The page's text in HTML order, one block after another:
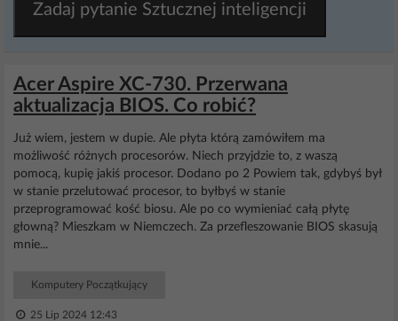
Zadaj pytanie Sztucznej inteligencji
Acer Aspire XC-730. Przerwana
aktualizacja BIOS. Co robić?
Już wiem, jestem w dupie. Ale płyta którą zamówiłem ma
możliwość różnych procesorów. Niech przyjdzie to, z waszą
pomocą, kupię jakiś procesor. Dodano po 2 Powiem tak, gdybyś był
w stanie przelutować procesor, to byłbyś w stanie
przeprogramować kość biosu. Ale po co wymieniać całą płytę
głowną? Mieszkam w Niemczech. Za przefleszowanie BIOS skasują
mnie...
Komputery Początkujący
25 Lip 2024 12:43